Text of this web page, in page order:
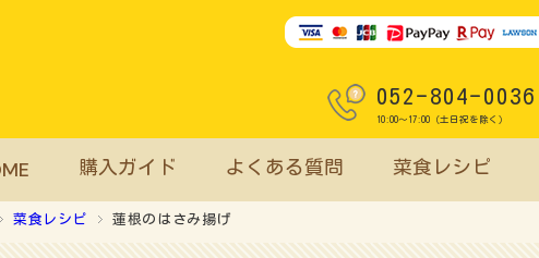
052-804-0036
10:00～17:00（土日祝を除く）
購入ガイド よくある質問 菜食レシピ
菜食レシピ 蓮根のはさみ揚げ